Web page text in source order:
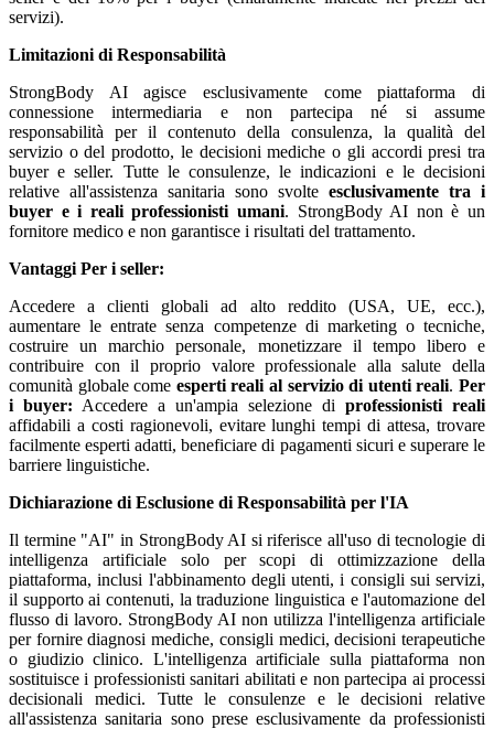
servizi).
Limitazioni di Responsabilità
StrongBody AI agisce esclusivamente come piattaforma di
connessione intermediaria e non partecipa né si assume
responsabilità per il contenuto della consulenza, la qualità del
servizio o del prodotto, le decisioni mediche o gli accordi presi tra
buyer e seller. Tutte le consulenze, le indicazioni e le decisioni
relative all'assistenza sanitaria sono svolte esclusivamente tra i
buyer e i reali professionisti umani. StrongBody AI non è un
fornitore medico e non garantisce i risultati del trattamento.
Vantaggi Per i seller:
Accedere a clienti globali ad alto reddito (USA, UE, ecc.),
aumentare le entrate senza competenze di marketing o tecniche,
costruire un marchio personale, monetizzare il tempo libero e
contribuire con il proprio valore professionale alla salute della
comunità globale come esperti reali al servizio di utenti reali.Per
i buyer: Accedere a un'ampia selezione di professionisti reali
affidabili a costi ragionevoli, evitare lunghi tempi di attesa, trovare
facilmente esperti adatti, beneficiare di pagamenti sicuri e superare le
barriere linguistiche.
Dichiarazione di Esclusione di Responsabilità per l'IA
Il termine "AI" in StrongBody AI si riferisce all'uso di tecnologie di
intelligenza artificiale solo per scopi di ottimizzazione della
piattaforma, inclusi l'abbinamento degli utenti, i consigli sui servizi,
il supporto ai contenuti, la traduzione linguistica e l'automazione del
flusso di lavoro. StrongBody AI non utilizza l'intelligenza artificiale
per fornire diagnosi mediche, consigli medici, decisioni terapeutiche
o giudizio clinico. L'intelligenza artificiale sulla piattaforma non
sostituisce i professionisti sanitari abilitati e non partecipa ai processi
decisionali medici. Tutte le consulenze e le decisioni relative
all'assistenza sanitaria sono prese esclusivamente da professionisti